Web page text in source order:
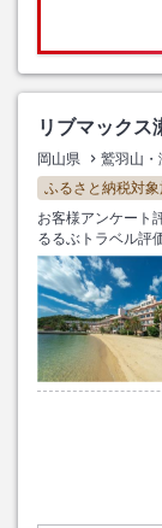
リブマックス
岡山県 鷲羽山・
ふるさと納税対象
お客様アンケート
るるぶトラベル評